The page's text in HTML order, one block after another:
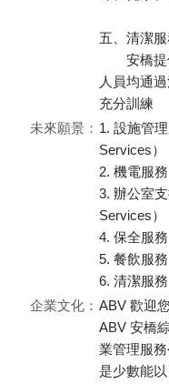
五、清潔服
安橋提
人員均通
充分訓練
未來願景： 1. 設施管
Services
2. 機電服
3. 辦公室
4. 保全服
5. 餐飲服
6. 清潔服
企業文化： ABV 歡迎
ABV 安橋
業管理服
是少數能